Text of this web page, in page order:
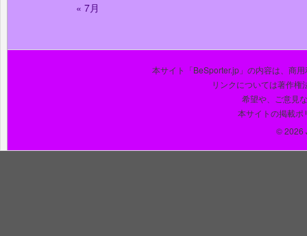
« 7月
本サイト「BeSporter.jp」の内容は、商
リンクについては著作権
希望や、ご意見
本サイトの掲載ポ
© 2026